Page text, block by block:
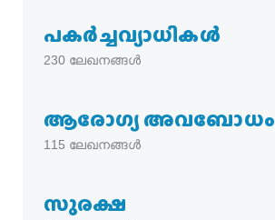
പകര്‍ച്ചവ്യാധികള്‍
230 ലേഖനങ്ങൾ
ആരോഗ്യ അവബോധം
115 ലേഖനങ്ങൾ
സുരക്ഷ